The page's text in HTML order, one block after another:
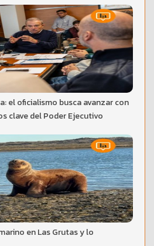
el oficialismo busca avanzar con
clave del Poder Ejecutivo
en Las Grutas y lo